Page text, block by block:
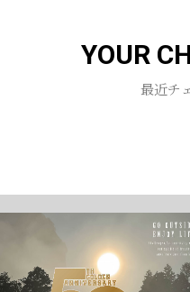
YOUR
最近チ